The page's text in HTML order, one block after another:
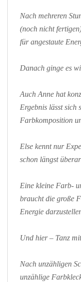
Nach mehreren
(noch nicht
für angestaute
Danach ginge es
Auch Anne hat
Ergebnis lässt sich
Farbkomposition
Else kennt nur
schon längst
Eine kleine Farb-
braucht die große
Energie
Und hier – Tanz
Nach unzähligen
unzählige